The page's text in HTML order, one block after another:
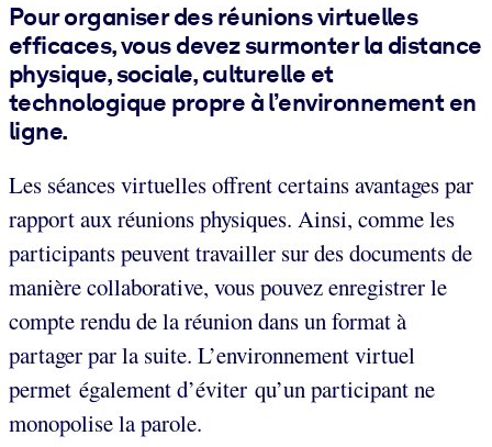
Pour organiser des réunions virtuelles
efficaces, vous devez surmonter la distance
physique, sociale, culturelle et
technologique propre à l’environnement en
ligne.
Les séances virtuelles offrent certains avantages par
rapport aux réunions physiques. Ainsi, comme les
participants peuvent travailler sur des documents de
manière collaborative, vous pouvez enregistrer le
compte rendu de la réunion dans un format à
partager par la suite. L’environnement virtuel
permet également d’éviter qu’un participant ne
monopolise la parole.